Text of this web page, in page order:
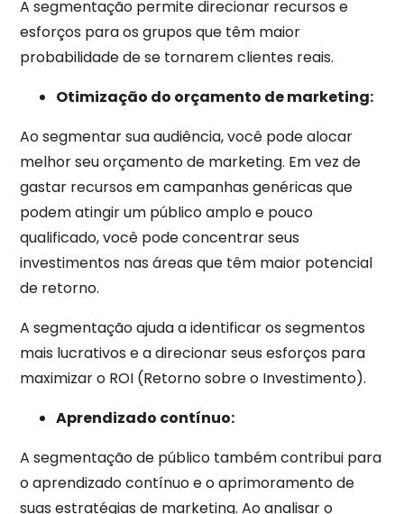
A segmentação permite direcionar recursos e
esforços para os grupos que têm maior
probabilidade de se tornarem clientes reais.
Otimização do orçamento de marketing:
Ao segmentar sua audiência, você pode alocar
melhor seu orçamento de marketing. Em vez de
gastar recursos em campanhas genéricas que
podem atingir um público amplo e pouco
qualificado, você pode concentrar seus
investimentos nas áreas que têm maior potencial
de retorno.
A segmentação ajuda a identificar os segmentos
mais lucrativos e a direcionar seus esforços para
maximizar o ROI (Retorno sobre o Investimento).
Aprendizado contínuo:
A segmentação de público também contribui para
o aprendizado contínuo e o aprimoramento de
suas estratégias de marketing. Ao analisar o